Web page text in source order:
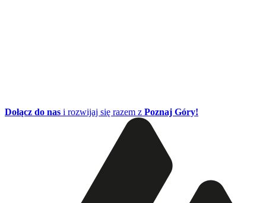
Dołącz do nas i rozwijaj się razem z Poznaj Góry!